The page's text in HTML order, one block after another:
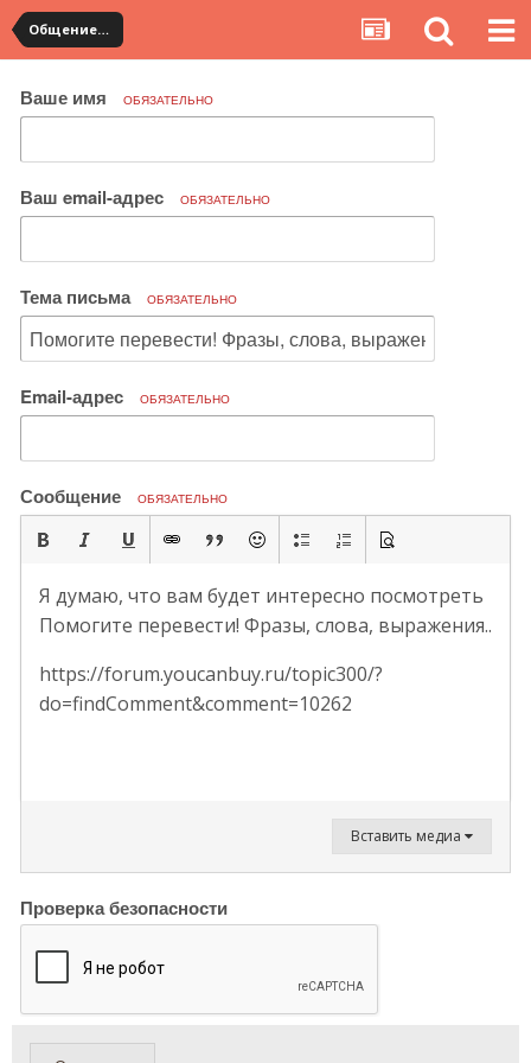
Общение с продавцами. Использование WangWang и TradeManager
Ваше имя ОБЯЗАТЕЛЬНО
Ваш email-адрес ОБЯЗАТЕЛЬНО
Тема письма ОБЯЗАТЕЛЬНО
Email-адрес ОБЯЗАТЕЛЬНО
Сообщение ОБЯЗАТЕЛЬНО
Я думаю, что вам будет интересно посмотреть
Помогите перевести! Фразы, слова, выражения..
https://forum.youcanbuy.ru/topic300/?
do=findComment&comment=10262
Вставить медиа
Проверка безопасности